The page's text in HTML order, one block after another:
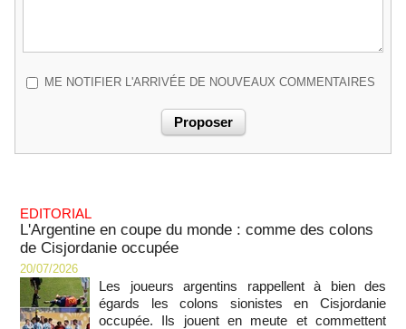
ME NOTIFIER L'ARRIVÉE DE NOUVEAUX COMMENTAIRES
EDITORIAL
L'Argentine en coupe du monde : comme des colons
de Cisjordanie occupée
20/07/2026
Les joueurs argentins rappellent à bien des
égards les colons sionistes en Cisjordanie
occupée. Ils jouent en meute et commettent